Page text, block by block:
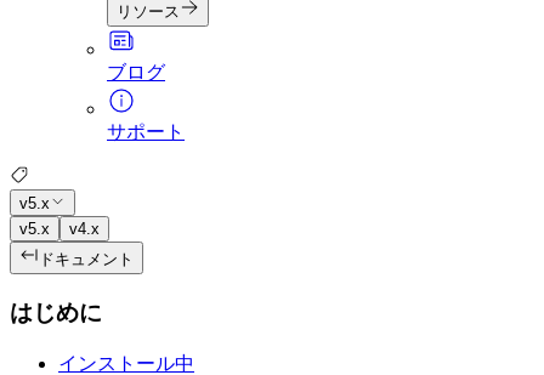
リソース
ブログ
サポート
v5.x
v5.x
v4.x
ドキュメント
はじめに
インストール中